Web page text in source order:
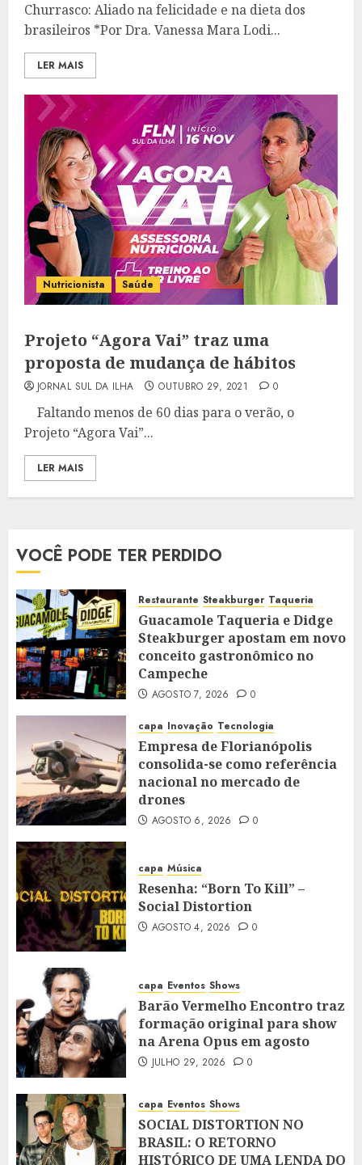
Churrasco: Aliado na felicidade e na dieta dos
brasileiros *Por Dra. Vanessa Mara Lodi...
LER MAIS
Nutricionista Saúde
Projeto “Agora Vai” traz uma
proposta de mudança de hábitos
JORNAL SUL DA ILHA OUTUBRO 29, 2021 0
Faltando menos de 60 dias para o verão, o
Projeto “Agora Vai”...
LER MAIS
VOCÊ PODE TER PERDIDO
Restaurante Steakburger Taqueria
Guacamole Taqueria e Didge
Steakburger apostam em novo
conceito gastronômico no
Campeche
AGOSTO 7, 2026 0
capa Inovação Tecnologia
Empresa de Florianópolis
consolida-se como referência
nacional no mercado de
drones
AGOSTO 6, 2026 0
capa Música
Resenha: “Born To Kill” –
Social Distortion
AGOSTO 4, 2026 0
capa Eventos Shows
Barão Vermelho Encontro traz
formação original para show
na Arena Opus em agosto
JULHO 29, 2026 0
capa Eventos Shows
SOCIAL DISTORTION NO
BRASIL: O RETORNO
HISTÓRICO DE UMA LENDA DO